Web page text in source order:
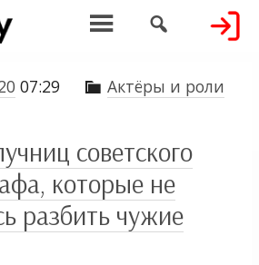
 
07:29  Актёры и роли
советского
которые не
разбить чужие